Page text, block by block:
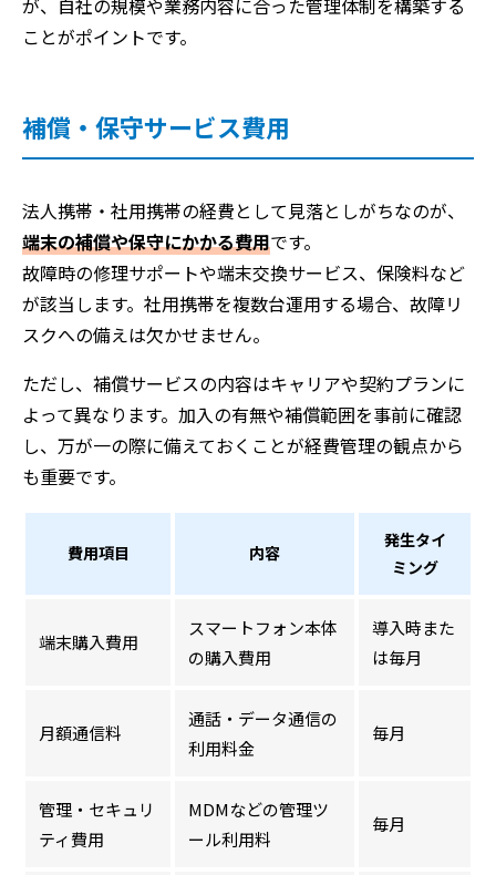
が、自社の規模や業務内容に合った管理体制を構築する
ことがポイントです。
補償・保守サービス費用
法人携帯・社用携帯の経費として見落としがちなのが、
端末の補償や保守にかかる費用です。
故障時の修理サポートや端末交換サービス、保険料など
が該当します。社用携帯を複数台運用する場合、故障リ
スクへの備えは欠かせません。
ただし、補償サービスの内容はキャリアや契約プランに
よって異なります。加入の有無や補償範囲を事前に確認
し、万が一の際に備えておくことが経費管理の観点から
も重要です。
費用項目 内容
発生タイ
ミング
端末購入費用
スマートフォン本体
の購入費用
導入時また
は毎月
月額通信料
通話・データ通信の
利用料金
毎月
管理・セキュリ
ティ費用
MDMなどの管理ツ
ール利用料
毎月